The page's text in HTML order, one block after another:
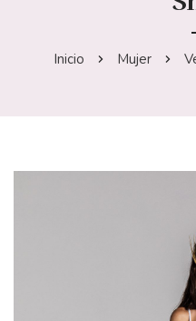
Inicio Mujer